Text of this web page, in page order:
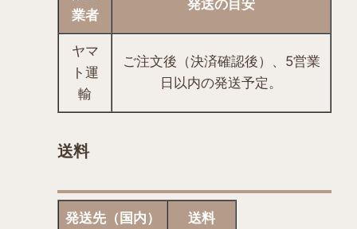
業者
発送の目安
ヤマ
ト運
輸
ご注文後（決済確認後）、5営業
日以内の発送予定。
送料
発送先（国内） 送料